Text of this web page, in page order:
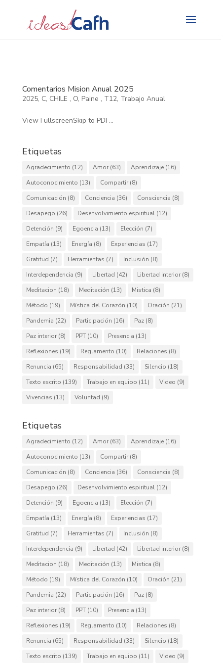
Comentarios Mision Anual 2025
2025, C, CHILE , O, Paine , T12, Trabajo Anual
View FullscreenSkip to PDF...
Etiquetas
Agradecimiento (12) Amor(63) Aprendizaje(16)
Autoconocimiento (13) Compartir(8)
Comunicación (8) Conciencia (36) Consciencia (8)
Desapego (26) Desenvolvimiento espiritual(12)
Detención (9) Egoencia (13) Elección (7)
Empatía (13) Energía (8) Experiencias (17)
Gratitud (7) Herramientas (7) Inclusión (8)
Interdependencia (9) Libertad (42) Libertad interior(8)
Meditacion (18) Meditación (13) Mistica (8)
Método (19) Mística del Corazón (10) Oración (21)
Pandemia (22) Participación (16) Paz(8)
Paz interior(8) PPT(10) Presencia (13)
Reflexiones (19) Reglamento (10) Relaciones (8)
Renuncia (65) Responsabilidad (33) Silencio (18)
Texto escrito (139) Trabajo en equipo (11) Video (9)
Vivencias (13) Voluntad (9)
Etiquetas
Agradecimiento (12) Amor(63) Aprendizaje(16)
Autoconocimiento (13) Compartir(8)
Comunicación (8) Conciencia (36) Consciencia (8)
Desapego (26) Desenvolvimiento espiritual(12)
Detención (9) Egoencia (13) Elección (7)
Empatía (13) Energía (8) Experiencias (17)
Gratitud (7) Herramientas (7) Inclusión (8)
Interdependencia (9) Libertad (42) Libertad interior(8)
Meditacion (18) Meditación (13) Mistica (8)
Método (19) Mística del Corazón (10) Oración (21)
Pandemia (22) Participación (16) Paz(8)
Paz interior(8) PPT(10) Presencia (13)
Reflexiones (19) Reglamento (10) Relaciones (8)
Renuncia (65) Responsabilidad (33) Silencio (18)
Texto escrito (139) Trabajo en equipo (11) Video (9)